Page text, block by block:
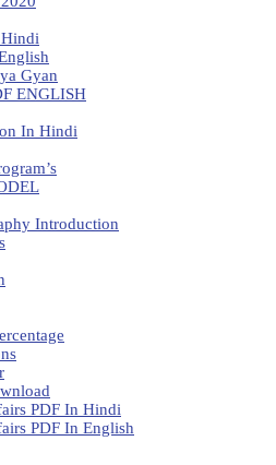
Gyan
ENGLISH
In Hindi
Introduction
PDF In Hindi
PDF In English